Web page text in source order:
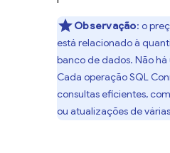
Observação: o
está relacionado à
banco de dados. Não
Cada operaçãoSQL
consultas eficientes,
ou atualizações de